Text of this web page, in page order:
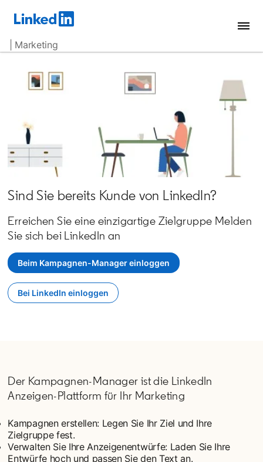
| Marketing
Sind Sie bereits Kunde von LinkedIn?
Erreichen Sie eine einzigartige Zielgruppe Melden
Sie sich bei LinkedIn an
Beim Kampagnen-Manager einloggen
opens in a new tab
Bei LinkedIn einloggen
opens in a new tab
Der Kampagnen-Manager ist die LinkedIn
Anzeigen-Plattform für Ihr Marketing
Kampagnen erstellen: Legen Sie Ihr Ziel und Ihre
Zielgruppe fest.
Verwalten Sie Ihre Anzeigenentwürfe: Laden Sie Ihre
Entwürfe hoch und passen Sie den Text an.